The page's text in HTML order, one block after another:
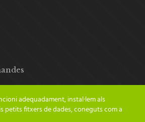
adequadament, instal·lem als
petits fitxers de dades, coneguts com a